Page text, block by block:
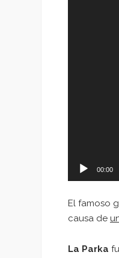
00:00
El famoso
causa de
La Parka